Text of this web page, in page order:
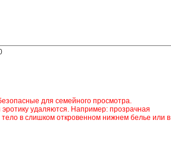
для семейного просмотра.
удаляются. Например: прозрачная
в слишком откровенном нижнем белье или в